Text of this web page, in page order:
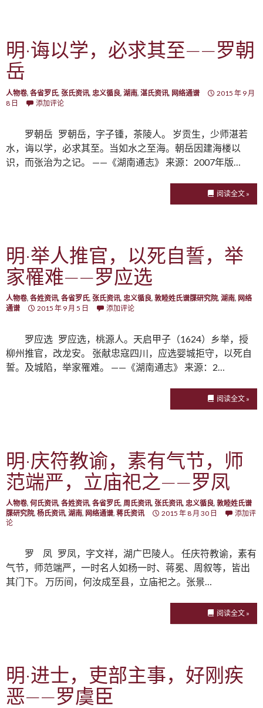
明·诲以学，必求其至——罗朝
岳
人物卷, 各省罗氏, 张氏资讯, 忠义循良, 湖南, 湛氏资讯, 网络通谱
2015 年 9 月
8 日
添加评论
罗朝岳 罗朝岳，字子锺，茶陵人。 岁贡生，少师湛若
水，诲以学，必求其至。当如水之至海。朝岳因建海楼以
识，而张治为之记。 ——《湖南通志》 来源：2007年版…
阅读全文 »
明·举人推官，以死自誓，举
家罹难——罗应选
人物卷, 各姓资讯, 各省罗氏, 张氏资讯, 忠义循良, 敦睦姓氏谱牒研究院, 湖南, 网络
通谱
2015 年 9 月 5 日 添加评论
罗应选 罗应选，桃源人。天启甲子（1624）乡举，授
柳州推官，改龙安。 张献忠寇四川，应选婴城拒守，以死自
誓。及城陷，举家罹难。 ——《湖南通志》 来源：2…
阅读全文 »
明·庆符教谕，素有气节，师
范端严，立庙祀之——罗凤
人物卷, 何氏资讯, 各姓资讯, 各省罗氏, 周氏资讯, 张氏资讯, 忠义循良, 敦睦姓氏谱
牒研究院, 杨氏资讯, 湖南, 网络通谱, 蒋氏资讯 2015 年 8 月 30 日
添加评
论
罗 凤 罗凤，字文祥，湖广巴陵人。 任庆符教谕，素有
气节，师范端严，一时名人如杨一时、蒋冕、周叙等，皆出
其门下。 万历间，何汝成至县，立庙祀之。张景…
阅读全文 »
明·进士，吏部主事，好刚疾
恶——罗虞臣